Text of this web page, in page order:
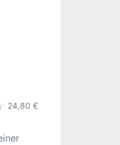
24,80 €